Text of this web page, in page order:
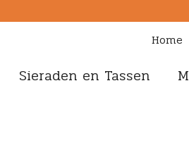
Home
Sieraden en Tassen